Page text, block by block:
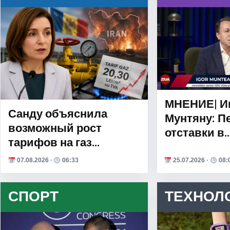
Санду объяснила
возможный рост
тарифов на газ
последствиями войны
в Иране
07.08.2026 · 06:33
МНЕНИЕ|
Мунтяну:
отставки в
спустя 72
vadis?
25.07.2026 ·
СПОРТ